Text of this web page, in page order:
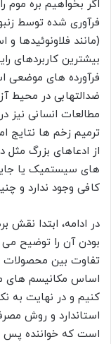
اگر بخواهیم بره موم
فرآوری شده توسط
(مانند فلاونوئیدها
بیشترین کاربردهای
فرآورده های موضعی
ضدالتهابی در محیط
مطالعات انسانی نیز
ترمیم زخم ها نتایج
از ادعاهای بزرگ
های سیستمیک یا
کافی وجود ندارد و
در ادامه، ابتدا نقش
بودن آن را توضیح
تفاوت بین محصولات
اساس مکانیسم های
کنیم و در نهایت به
استاندارد و روش
است که خواننده پس